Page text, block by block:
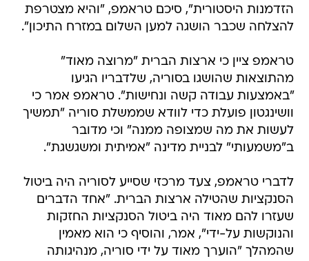
הזדמנות היסטורית", סיכם טראמפ, "והיא מצטרפת
להצלחה שכבר הושגה למען השלום במזרח התיכון".
טראמפ ציין כי ארצות הברית "מרוצה מאוד"
מהתוצאות שהושגו בסוריה, שלדבריו הגיעו
"באמצעות עבודה קשה ונחישות". טראמפ אמר כי
וושינגטון פועלת כדי לוודא שממשלת סוריה "תמשיך
לעשות את מה שמצופה ממנה" וכי מדובר
ב"משמעותי" לבניית מדינה "אמיתית ומשגשגת".
לדברי טראמפ, צעד מרכזי שסייע לסוריה היה ביטול
הסנקציות שהטילה ארצות הברית. "אחד הדברים
שעזרו להם מאוד היה ביטול הסנקציות החזקות
והנוקשות על-ידי", אמר, והוסיף כי הוא מאמין
שהמהלך "הוערך מאוד על ידי סוריה, מנהיגותה